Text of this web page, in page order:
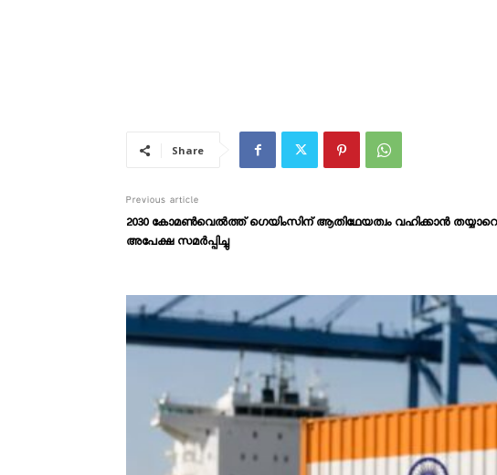
Share
Previous article
2030 കോമൺ‌വെൽത്ത് ഗെയിംസിന് ആതിഥേയത്വം വഹിക്കാൻ
അപേക്ഷ സമർപ്പിച്ചു